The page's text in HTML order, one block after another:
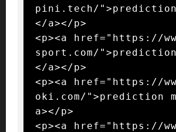
pini.tech/">prediction
</a></p>
<p><a href="https://
sport.com/
</a></p>
<p><a href="https://
oki.com/">prediction
a></p>
<p><a href="https://